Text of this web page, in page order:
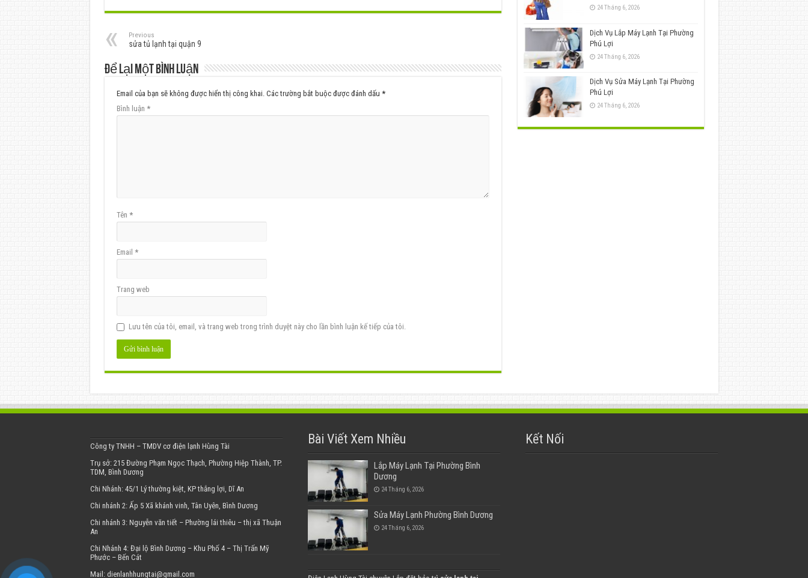
Previous
sửa tủ lạnh tại quận 9
Để lại một bình luận
Email của bạn sẽ không được hiển thị công khai. Các trường bắt buộc được đánh dấu *
Bình luận *
Tên *
Email *
Trang web
Lưu tên của tôi, email, và trang web trong trình duyệt này cho lần bình luận kế tiếp của tôi.
24 Tháng 6, 2026
Dịch Vụ Lắp Máy Lạnh Tại Phường
Phú Lợi
24 Tháng 6, 2026
Dịch Vụ Sửa Máy Lạnh Tại Phường
Phú Lợi
24 Tháng 6, 2026
Công ty TNHH – TMDV cơ điện lạnh Hùng Tài
Trụ sở: 215 Đường Phạm Ngọc Thạch, Phường Hiệp Thành, TP.
TDM, Bình Dương
Chi Nhánh: 45/1 Lý thường kiệt, KP thắng lợi, Dĩ An
Chi nhánh 2: Ấp 5 Xã khánh vinh, Tân Uyên, Bình Dương
Chi nhánh 3: Nguyễn văn tiết – Phường lái thiêu – thị xã Thuận
An
Chi Nhánh 4: Đại lộ Bình Dương – Khu Phố 4 – Thị Trấn Mỹ
Phước – Bến Cát
Mail: dienlanhhungtai@gmail.com
Bài Viết Xem Nhiều
Lắp Máy Lạnh Tại Phường Bình
Dương
24 Tháng 6, 2026
Sửa Máy Lạnh Phường Bình Dương
24 Tháng 6, 2026
Kết Nối